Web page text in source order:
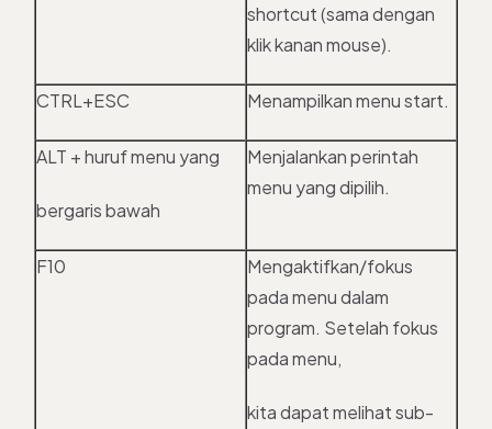
shortcut (sama dengan
klik kanan mouse).
CTRL+ESC Menampilkan menu start.
ALT + huruf menu yang
bergaris bawah
Menjalankan perintah
menu yang dipilih.
F10
Mengaktifkan/fokus
pada menu dalam
program. Setelah fokus
pada menu,
kita dapat melihat sub-